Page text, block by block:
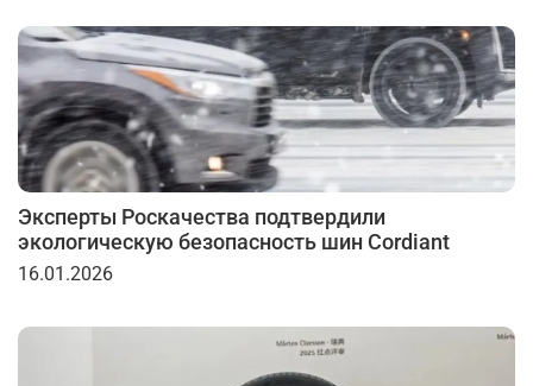
Эксперты Роскачества подтвердили
экологическую безопасность шин Cordiant
16.01.2026